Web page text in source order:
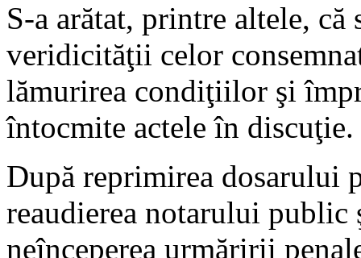
S-a arătat, printre altele,
veridicităţii celor
lămurirea condiţiilor şi
întocmite actele în discuţie.
După reprimirea dosarului
reaudierea notarului public
neînceperea urmăririi